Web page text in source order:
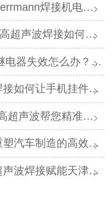
接机电路板短路难题
何让喷墨头支架更可靠？
超声波“四步维修法”精准破局
手机挂件更“抗造”？
声波帮您精准破局
制造的高效与美学
能天津汽车与电子产业